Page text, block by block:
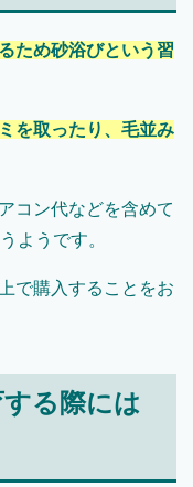
ため砂浴びという習
を取ったり、毛並み
コン代などを含めて
ようです。
で購入することをお
る際には